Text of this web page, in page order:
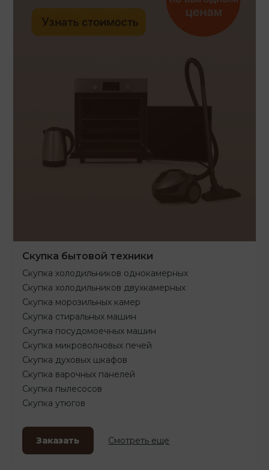
Скупка бытовой техники
Скупка холодильников однокамерных
Скупка холодильников двухкамерных
Скупка морозильных камер
Скупка стиральных машин
Скупка посудомоечных машин
Скупка микроволновых печей
Скупка духовых шкафов
Скупка варочных панелей
Скупка пылесосов
Скупка утюгов
Заказать Смотреть еще